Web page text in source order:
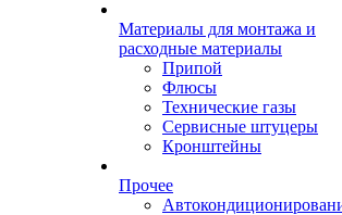
Материалы для монтажа и
расходные материалы
Припой
Флюсы
Технические газы
Сервисные штуцеры
Кронштейны
Прочее